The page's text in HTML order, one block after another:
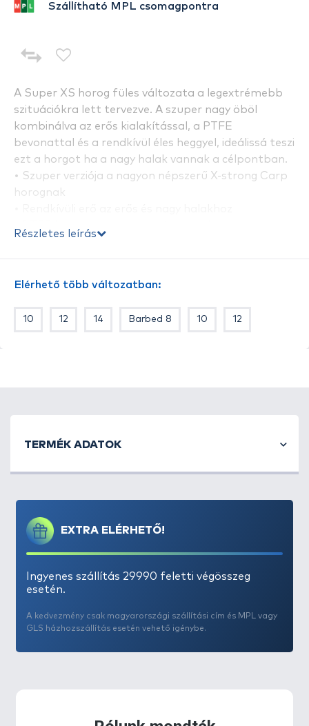
A Super XS horog füles változata a legextrémebb
szituációkra lett tervezve. A szuper nagy öböl
kombinálva az erős kialakítással, a PTFE
bevonattal és a rendkívül éles heggyel, ideálissá teszi
ezt a horgot ha a nagy halak vannak a célpontban.
• Szuper verziója a nagyon népszerű X-strong Carp
horognak
csalizáshoz
Részletes leírás
Elérhető több változatban:
10 12 14 Barbed 8 10 12
Szállítható MPL csomagpontra
EXTRA ELÉRHETŐ!
Ingyenes szállítás 29990 feletti végösszeg
esetén.
A kedvezmény csak magyarországi szállítási cím és MPL vagy
GLS házhozszállítás esetén vehető igénybe.
TERMÉK ADATOK